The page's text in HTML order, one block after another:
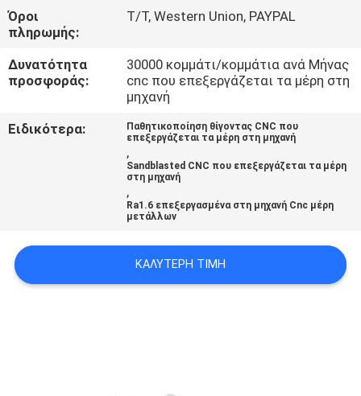
ΕΙΔΉΣΕΙΣ
ΖΗΤΉΣΤΕ
ΜΙΑ
ΠΡΟΣΦΟΡΆ
ΙΣΤΟΣΕΛΊΔΑΣ
ΠΟΛΙΤΙΚΉ
ΑΠΟΡΡΉΤΟΥ
Όροι
πληρωμής:
T/T, Western Union, PAYPAL
Δυνατότητα
προσφοράς:
30000 κομμάτι/κομμάτια ανά Μήνας
cnc που επεξεργάζεται τα μέρη στη
μηχανή
Ειδικότερα:
Παθητικοποίηση θίγοντας CNC που
επεξεργάζεται τα μέρη στη μηχανή
,
Sandblasted CNC που επεξεργάζεται τα μέρη
στη μηχανή
,
Ra1.6 επεξεργασμένα στη μηχανή Cnc μέρη
μετάλλων
ΚΑΛΎΤΕΡΗ ΤΙΜΉ